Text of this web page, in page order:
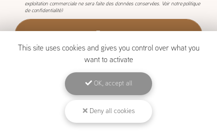
exploitation commerciale ne sera faite des données conservées. Voir notre politique
de confidentialité)
Plan du site -Liens utiles
This site uses cookies and gives you control over what you
want to activate
OK, accept all
Deny all cookies